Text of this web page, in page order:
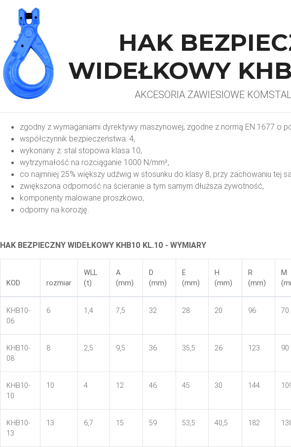
HAK
WIDEŁKOWY
AKCESORIA ZAWIESIOWE
zgodny z wymaganiami dyrektywy maszynowej, zgodne z normą EN 1677 o
współczynnik bezpieczeństwa: 4,
wykonany z: stal stopowa klasa 10,
wytrzymałość na rozciąganie 1000 N/mm²,
co najmniej 25% większy udźwig w stosunku do klasy 8, przy zachowaniu tej
zwiększona odporność na ścieranie a tym samym dłuższa żywotność,
komponenty malowane proszkowo,
odporny na korozję.
HAK BEZPIECZNY WIDEŁKOWY KHB10 KL.10 - WYMIARY
KOD rozmiar
WLL
(t)
A
(mm)
D
(mm)
E
(mm)
H
(mm)
R
(mm)
M
KHB10-
06
6 1,4 7,5 32 28 20 96 70
KHB10-
08
8 2,5 9,5 36 35,5 26 123 90
KHB10-
10
10 4 12 46 45 30 144
KHB10-
13
13 6,7 15 59 53,5 40,5 182